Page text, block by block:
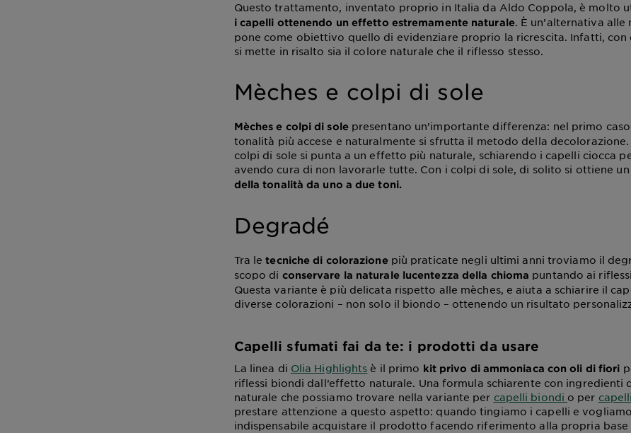
Questo trattamento, inventato proprio in Italia da Aldo Coppola, è molto
i capelli ottenendo un effetto estremamente naturale. È un’alternativa alle
pone come obiettivo quello di evidenziare proprio la ricrescita. Infatti, con
si mette in risalto sia il colore naturale che il riflesso stesso.
Mèches e colpi di sole
Mèches e colpi di sole presentano un’importante differenza: nel primo
tonalità più accese e naturalmente si sfrutta il metodo della decolorazione.
colpi di sole si punta a un effetto più naturale, schiarendo i capelli ciocca
avendo cura di non lavorarle tutte. Con i colpi di sole, di solito si ottiene un
della tonalità da uno a due toni.
Degradé
Tra letecniche di colorazione più praticate negli ultimi anni troviamo il
scopo di conservare la naturale lucentezza della chioma puntando ai
Questa variante è più delicata rispetto alle mèches, e aiuta a schiarire il
diverse colorazioni – non solo il biondo – ottenendo un risultato
Capelli sfumati fai da te: i prodotti da usare
La linea di Olia Highlights è il primo kit privo di ammoniaca con oli di fiori
riflessi biondi dall’effetto naturale. Una formula schiarente con ingredienti
naturale che possiamo trovare nella variante per capelli biondi o per
prestare attenzione a questo aspetto: quando tingiamo i capelli e
indispensabile acquistare il prodotto facendo riferimento alla propria base